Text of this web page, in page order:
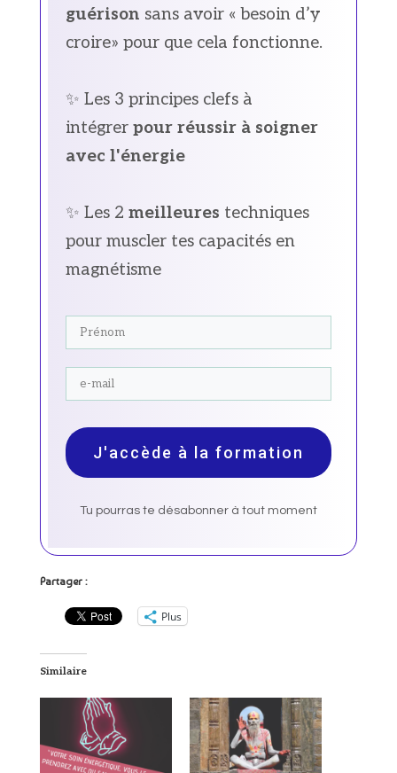
guérison sans avoir « besoin d’y
croire» pour que cela fonctionne.
✨ Les 3 principes clefs à
intégrerpour réussir à soigner
avec l'énergie
✨ Les 2 meilleures techniques
pour muscler tes capacités en
magnétisme
J'accède à la formation
Tu pourras te désabonner à tout moment
Partager :
Plus
Similaire